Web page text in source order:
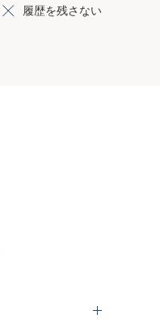
履歴を残さない